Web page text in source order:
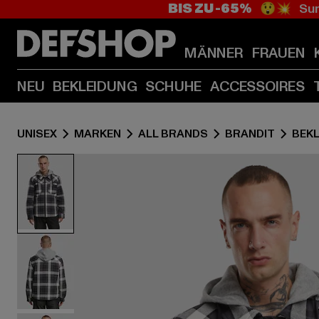
BIS ZU -65% 😲💥
MÄNNER FRAUEN
NEU BEKLEIDUNG SCHUHE ACCESSOIRES
UNISEX MARKEN ALL BRANDS BRANDIT